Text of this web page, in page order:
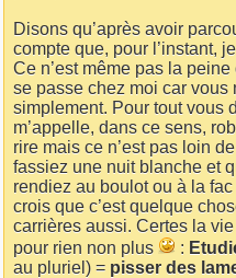
Disons qu’après avoir
compte que, pour l’instant,
Ce n’est même pas la
se passe chez moi car vous
simplement. Pour tout vous
m’appelle, dans ce sens,
rire mais ce n’est pas loin
fassiez une nuit blanche et
rendiez au boulot ou à la
crois que c’est quelque
carrières aussi. Certes la
pour rien non plus
:
au pluriel) = pisser des